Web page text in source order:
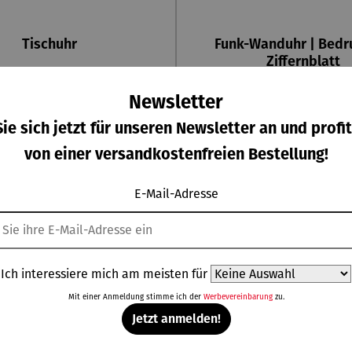
Tischuhr
Funk-Wanduhr |
Ziffernblatt
Newsletter
sich jetzt für unseren Newsletter an und
von einer versandkostenfreien Bestellung!
E-Mail-Adresse
Ich interessiere mich am meisten für
Mit einer Anmeldung stimme ich der Werbevereinbarungzu.
Jetzt anmelden!